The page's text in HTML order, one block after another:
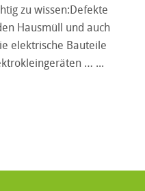
zu wissen:Defekte
Hausmüll und auch
elektrische Bauteile
…